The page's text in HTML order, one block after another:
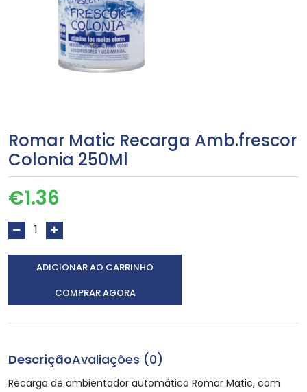
Romar Matic Recarga Amb.frescor
Colonia 250Ml
€1.36
ADICIONAR AO CARRINHO
COMPRAR AGORA
DescriçãoAvaliações (0)
Recarga de ambientador automático Romar Matic, com